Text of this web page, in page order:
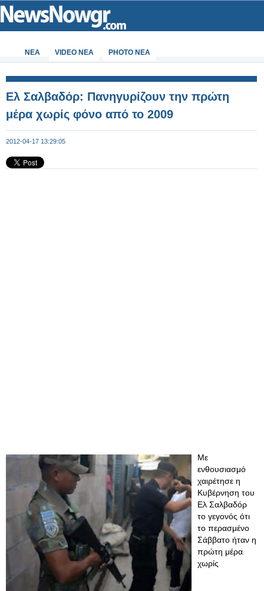
ΝΕΑ VIDEO NEA PHOTO NEA
Ελ Σαλβαδόρ: Πανηγυρίζουν την πρώτη
μέρα χωρίς φόνο από το 2009
2012-04-17 13:29:05
Με
ενθουσιασμό
χαιρέτησε η
Κυβέρνηση του
Ελ Σαλβαδόρ
το γεγονός ότι
το περασμένο
Σάββατο ήταν η
πρώτη μέρα
χωρίς